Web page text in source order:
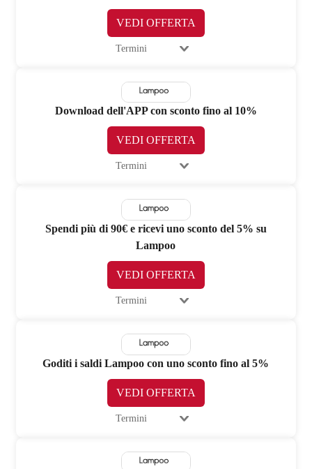
VEDI OFFERTA
Termini
Download dell'APP con sconto fino al 10%
VEDI OFFERTA
Termini
Spendi più di 90€ e ricevi uno sconto del 5% su
Lampoo
VEDI OFFERTA
Termini
Goditi i saldi Lampoo con uno sconto fino al 5%
VEDI OFFERTA
Termini